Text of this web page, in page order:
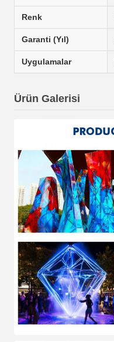
Renk
Garanti (Yıl)
Uygulamalar
Ürün Galerisi